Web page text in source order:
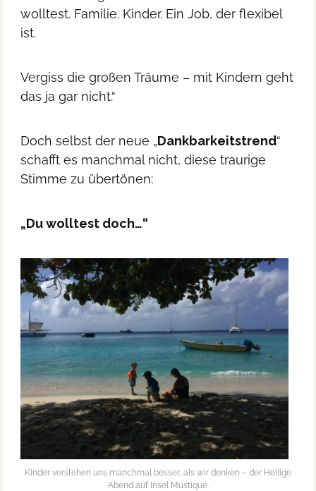
wolltest. Familie. Kinder. Ein Job, der flexibel
ist.
Vergiss die großen Träume – mit Kindern geht
das ja gar nicht.“
Doch selbst der neue „Dankbarkeitstrend“
schafft es manchmal nicht, diese traurige
Stimme zu übertönen:
„Du wolltest doch…“
Kinder verstehen uns manchmal besser, als wir denken – der Heilige
Abend auf Insel Mustique.